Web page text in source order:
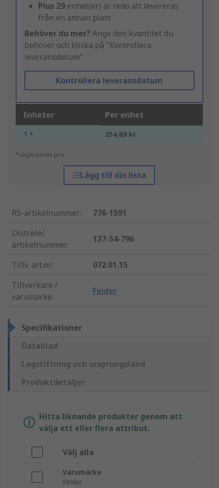
Plus 29 enhet(er) är redo att levereras
från en annan plats
Behöver du mer? Ange den kvantitet du
behöver och klicka på "Kontrollera
leveransdatum"
Kontrollera leveransdatum
Enheter Per enhet
1 + 254,69 kr
*vägledande pris
Lägg till din lista
RS-artikelnummer:
776-1591
Distrelec
artikelnummer:
137-54-796
Tillv. art.nr:
072.01.15
Tillverkare /
varumärke:
Finder
Specifikationer
Datablad
Lagstiftning och ursprungsland
Produktdetaljer
Hitta liknande produkter genom att
välja ett eller flera attribut.
Välj alla
Varumärke
Finder